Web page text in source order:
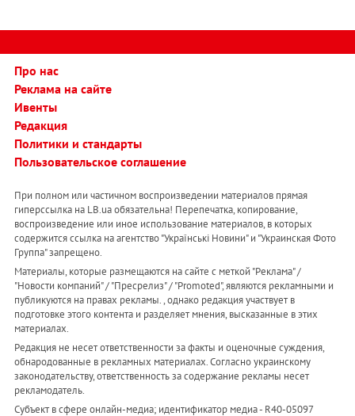
Про нас
Реклама на сайте
Ивенты
Редакция
Политики и стандарты
Пользовательское соглашение
При полном или частичном воспроизведении материалов прямая
гиперссылка на LB.ua обязательна! Перепечатка, копирование,
воспроизведение или иное использование материалов, в которых
содержится ссылка на агентство "Українськi Новини" и "Украинская Фото
Группа" запрещено.
Материалы, которые размещаются на сайте с меткой "Реклама" /
"Новости компаний" / "Пресрелиз" / "Promoted", являются рекламными и
публикуются на правах рекламы. , однако редакция участвует в
подготовке этого контента и разделяет мнения, высказанные в этих
материалах.
Редакция не несет ответственности за факты и оценочные суждения,
обнародованные в рекламных материалах. Согласно украинскому
законодательству, ответственность за содержание рекламы несет
рекламодатель.
Субъект в сфере онлайн-медиа; идентификатор медиа - R40-05097